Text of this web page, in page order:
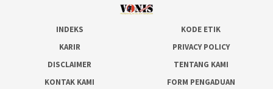
INDEKS
KODE ETIK
KARIR
PRIVACY POLICY
DISCLAIMER
TENTANG KAMI
KONTAK KAMI
FORM PENGADUAN